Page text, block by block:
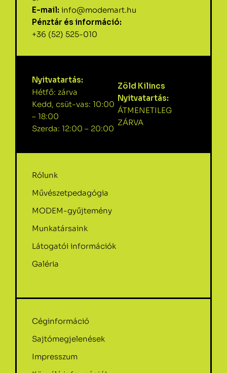
E-mail: info@modemart.hu
Pénztár és információ:
+36 (52) 525-010
Nyitvatartás:
Hétfő: zárva
Kedd, csüt-vas: 10:00
– 18:00
Szerda: 12:00 – 20:00
Zöld Kilincs
Nyitvatartás:
ÁTMENETILEG
ZÁRVA
Rólunk
Művészetpedagógia
MODEM-gyűjtemény
Munkatársaink
Látogatói információk
Galéria
Céginformáció
Sajtómegjelenések
Impresszum